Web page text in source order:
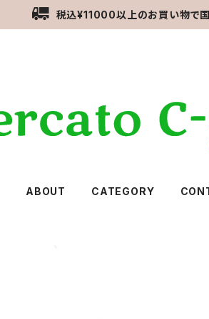
税込¥11000以上のお買い物で国
ABOUT CATEGORY